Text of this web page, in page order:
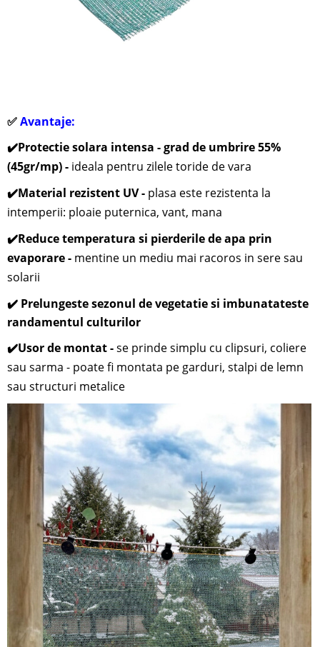
✅Avantaje:
✔️Protectie solara intensa - grad de umbrire 55%
(45gr/mp) - ideala pentru zilele toride de vara
✔️Material rezistent UV - plasa este rezistenta la
intemperii: ploaie puternica, vant, mana
✔️Reduce temperatura si pierderile de apa prin
evaporare - mentine un mediu mai racoros in sere sau
solarii
✔️ Prelungeste sezonul de vegetatie si imbunatateste
randamentul culturilor
✔️Usor de montat -se prinde simplu cu clipsuri, coliere
sau sarma - poate fi montata pe garduri, stalpi de lemn
sau structuri metalice